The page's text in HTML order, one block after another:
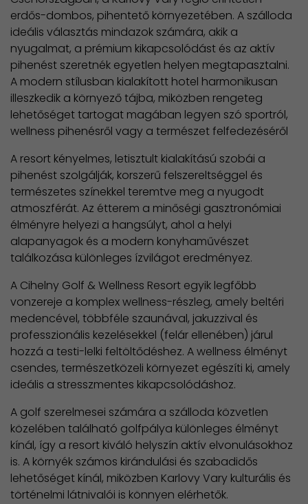
erdős-dombos, pihentető környezetében. A szálloda
ideális választás mindazok számára, akik a
nyugalmat, a prémium kikapcsolódást és az aktív
pihenést szeretnék egyetlen helyen megtapasztalni.
A modern stílusban kialakított hotel harmonikusan
illeszkedik a környező tájba, miközben rengeteg
lehetőséget tartogat magában legyen szó sportról,
wellness pihenésről vagy a természet felfedezéséről
A resort kényelmes, letisztult kialakítású szobái a
pihenést szolgálják, korszerű felszereltséggel és
természetes színekkel teremtve meg a nyugodt
atmoszférát. Az étterem a minőségi gasztronómiai
élményre helyezi a hangsúlyt, ahol a helyi
alapanyagok és a modern konyhaművészet
találkozása különleges ízvilágot eredményez.
A Cihelny Golf & Wellness Resort egyik legfőbb
vonzereje a komplex wellness-részleg, amely beltéri
medencével, többféle szaunával, jakuzzival és
professzionális kezelésekkel (felár ellenében) járul
hozzá a testi-lelki feltöltődéshez. A wellness élményt
csendes, természetközeli környezet egészíti ki, amely
ideális a stresszmentes kikapcsolódáshoz.
A golf szerelmesei számára a szálloda közvetlen
közelében található golfpálya különleges élményt
kínál, így a resort kiváló helyszín aktív elvonulásokhoz
is. A környék számos kirándulási és szabadidős
lehetőséget kínál, miközben Karlovy Vary kulturális és
történelmi látnivalói is könnyen elérhetők.